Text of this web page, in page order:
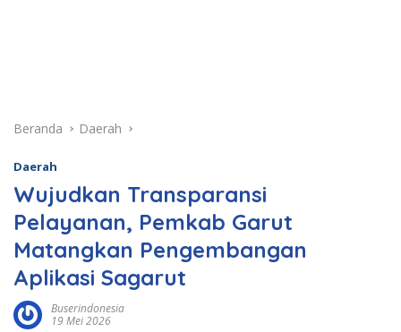
Beranda Daerah
Daerah
Wujudkan Transparansi
Pelayanan, Pemkab Garut
Matangkan Pengembangan
Aplikasi Sagarut
Buserindonesia
19 Mei 2026